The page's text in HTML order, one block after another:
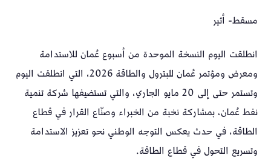
مسقط- أثير
انطلقت اليوم النسخة الموحدة من أسبوع عُمان للاستدامة
ومعرض ومؤتمر عُمان للبترول والطاقة 2026، التي انطلقت اليوم
وتستمر حتى إلى 20 مايو الجاري، والتي تستضيفها شركة تنمية
نفط عُمان، بمشاركة نخبة من الخبراء وصنّاع القرار في قطاع
الطاقة، في حدث يعكس التوجه الوطني نحو تعزيز الاستدامة
وتسريع التحول في قطاع الطاقة.